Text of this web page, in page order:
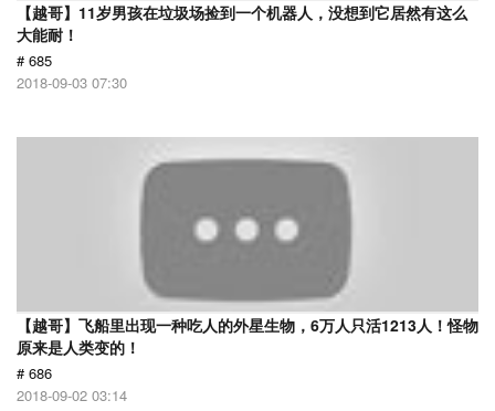
【越哥】11岁男孩在垃圾场捡到一个机器人，没想到它居然有这么
大能耐！
# 685
2018-09-03 07:30
【越哥】飞船里出现一种吃人的外星生物，6万人只活1213人！怪物
原来是人类变的！
# 686
2018-09-02 03:14